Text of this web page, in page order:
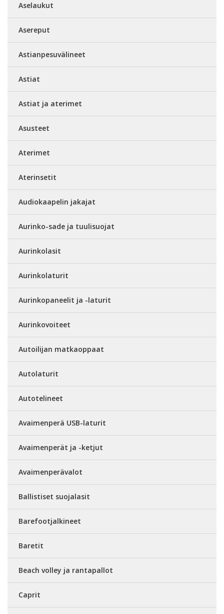
Aselaukut
Asereput
Astianpesuvälineet
Astiat
Astiat ja aterimet
Asusteet
Aterimet
Aterinsetit
Audiokaapelin jakajat
Aurinko-sade ja tuulisuojat
Aurinkolasit
Aurinkolaturit
Aurinkopaneelit ja -laturit
Aurinkovoiteet
Autoilijan matkaoppaat
Autolaturit
Autotelineet
Avaimenperä USB-laturit
Avaimenperät ja -ketjut
Avaimenperävalot
Ballistiset suojalasit
Barefootjalkineet
Baretit
Beach volley ja rantapallot
Caprit